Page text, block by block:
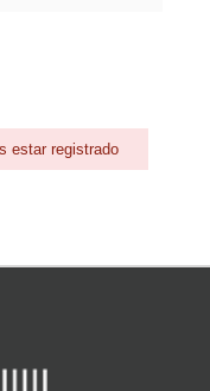
estar registrado